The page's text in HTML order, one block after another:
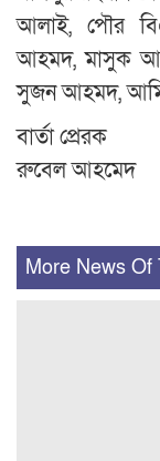
আলাই, পৌর
আহমদ, মাসুক
সুজন আহমদ, আমিন
বার্তা প্রেরক
রুবেল আহমেদ
More News Of